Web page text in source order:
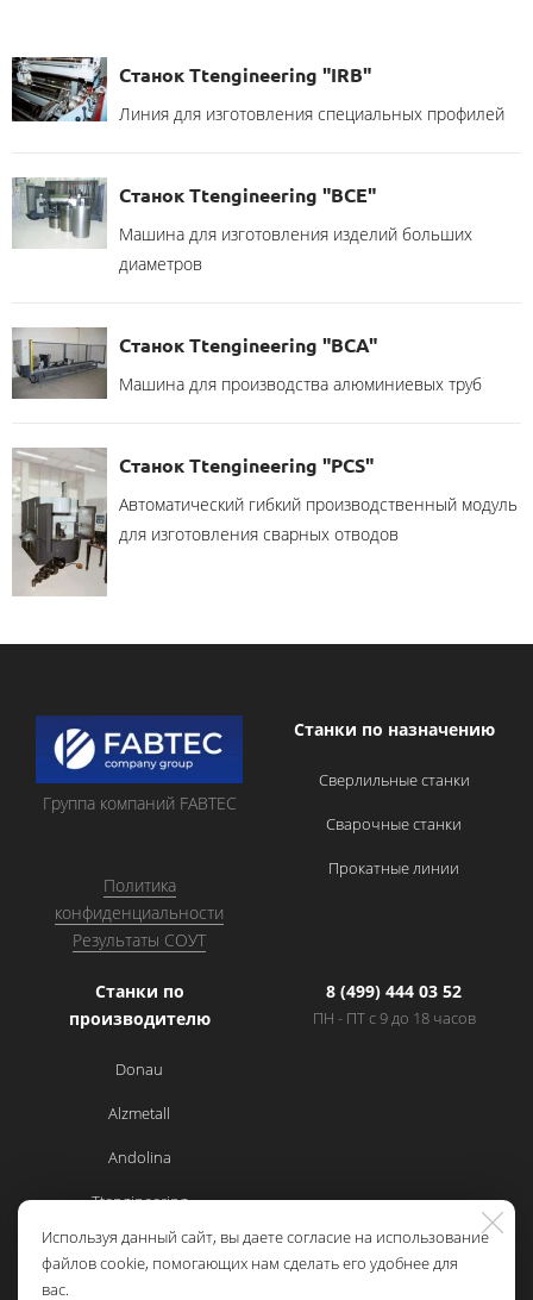
Станок Ttengineering "IRB"
Линия для изготовления специальных профилей
Станок Ttengineering "BCE"
Машина для изготовления изделий больших
диаметров
Станок Ttengineering "BCA"
Машина для производства алюминиевых труб
Станок Ttengineering "PCS"
Автоматический гибкий производственный модуль
для изготовления сварных отводов
Группа компаний FABTEC
Политика
конфиденциальности
Результаты СОУТ
Станки по назначению
Сверлильные станки
Сварочные станки
Прокатные линии
Станки по
производителю
Donau
Alzmetall
Andolina
Ttengineering
Cemsa
8 (499) 444 03 52
ПН - ПТ с 9 до 18 часов
Используя данный сайт, вы даете согласие на использование
файлов cookie, помогающих нам сделать его удобнее для
вас.